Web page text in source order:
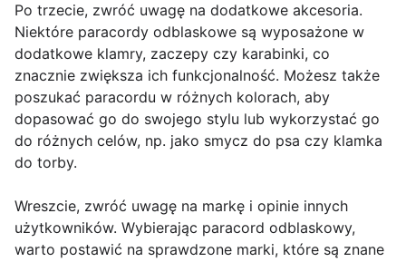
Po trzecie, zwróć uwagę na dodatkowe akcesoria.
Niektóre paracordy odblaskowe są wyposażone w
dodatkowe klamry, zaczepy czy karabinki, co
znacznie zwiększa ich funkcjonalność. Możesz także
poszukać paracordu w różnych kolorach, aby
dopasować go do swojego stylu lub wykorzystać go
do różnych celów, np. jako smycz do psa czy klamka
do torby.
Wreszcie, zwróć uwagę na markę i opinie innych
użytkowników. Wybierając paracord odblaskowy,
warto postawić na sprawdzone marki, które są znane